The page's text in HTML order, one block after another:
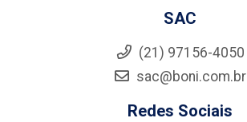
SAC
(21) 97156-4050
sac@boni.com.br
Redes Sociais